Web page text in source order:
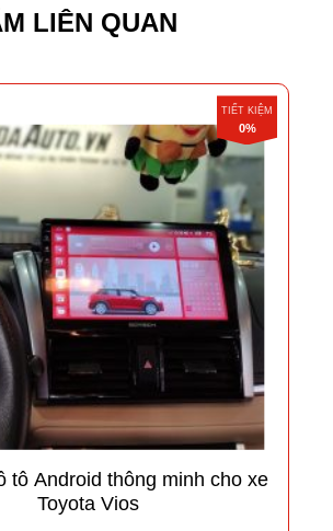
LIÊN QUAN
TIẾT KIỆM
0%
tô Android thông minh cho xe
Toyota Vios